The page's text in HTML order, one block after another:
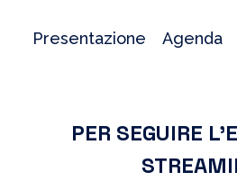
Presentazione Agenda
PER SEGUIRE